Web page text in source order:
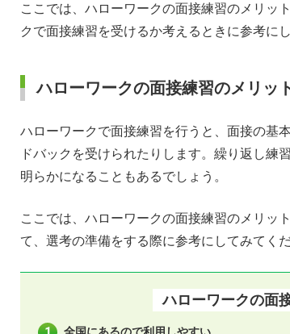
ここでは、ハローワークの面接練習のメリッ
クで面接練習を受けるか考えるときに参考に
ハローワークの面接練習のメリッ
ハローワークで面接練習を行うと、面接の基
ドバックを受けられたりします。繰り返し練
明らかになることもあるでしょう。
ここでは、ハローワークの面接練習のメリッ
て、選考の準備をする際に参考にしてみてくだ
ハローワークの面